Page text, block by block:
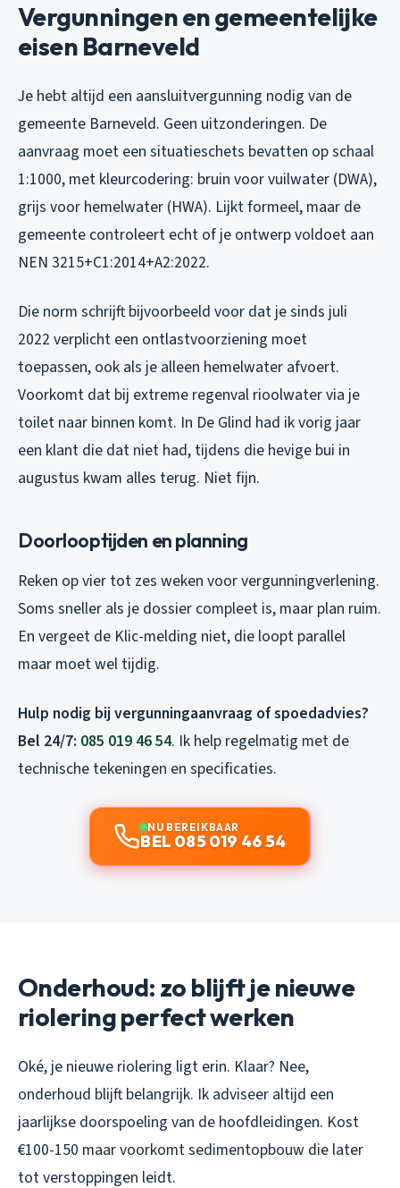
Vergunningen en gemeentelijke
eisen Barneveld
Je hebt altijd een aansluitvergunning nodig van de
gemeente Barneveld. Geen uitzonderingen. De
aanvraag moet een situatieschets bevatten op schaal
1:1000, met kleurcodering: bruin voor vuilwater (DWA),
grijs voor hemelwater (HWA). Lijkt formeel, maar de
gemeente controleert echt of je ontwerp voldoet aan
NEN 3215+C1:2014+A2:2022.
Die norm schrijft bijvoorbeeld voor dat je sinds juli
2022 verplicht een ontlastvoorziening moet
toepassen, ook als je alleen hemelwater afvoert.
Voorkomt dat bij extreme regenval rioolwater via je
toilet naar binnen komt. In De Glind had ik vorig jaar
een klant die dat niet had, tijdens die hevige bui in
augustus kwam alles terug. Niet fijn.
Doorlooptijden en planning
Reken op vier tot zes weken voor vergunningverlening.
Soms sneller als je dossier compleet is, maar plan ruim.
En vergeet de Klic-melding niet, die loopt parallel
maar moet wel tijdig.
Hulp nodig bij vergunningaanvraag of spoedadvies?
Bel 24/7: 085 019 46 54. Ik help regelmatig met de
technische tekeningen en specificaties.
NU BEREIKBAAR
BEL 085 019 46 54
Onderhoud: zo blijft je nieuwe
riolering perfect werken
Oké, je nieuwe riolering ligt erin. Klaar? Nee,
onderhoud blijft belangrijk. Ik adviseer altijd een
jaarlijkse doorspoeling van de hoofdleidingen. Kost
€100-150 maar voorkomt sedimentopbouw die later
tot verstoppingen leidt.